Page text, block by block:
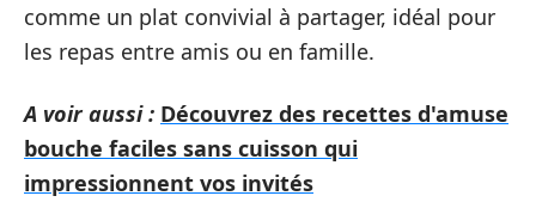
comme un plat convivial à partager, idéal pour
les repas entre amis ou en famille.
A voir aussi : Découvrez des recettes d'amuse
bouche faciles sans cuisson qui
impressionnent vos invités